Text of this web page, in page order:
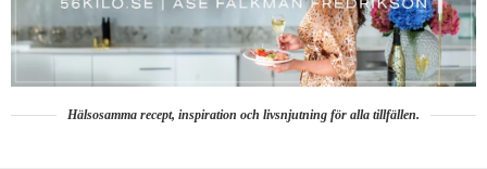
Hälsosamma recept, inspiration och livsnjutning för alla tillfällen.